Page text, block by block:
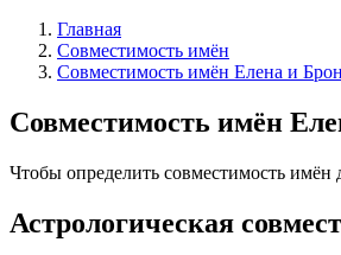
Главная
Совместимость имён
Совместимость имён Елена и
Совместимость имён
Чтобы определить совместимость
Астрологическая